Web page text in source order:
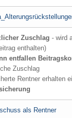
Zuschlag - wird
enthalten)
entfallen
Zuschlag
Rentner erhalten
als Rentner